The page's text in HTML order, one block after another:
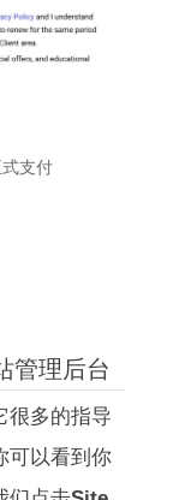
支付
管理后台
很多的指导
可以看到你